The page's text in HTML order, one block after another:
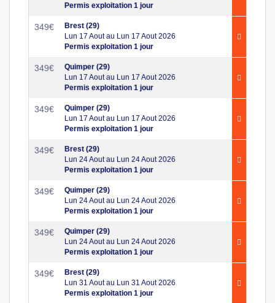
Permis exploitation 1 jour
349€
Brest (29)
Lun 17 Aout au Lun 17 Aout 2026
Permis exploitation 1 jour
349€
Quimper (29)
Lun 17 Aout au Lun 17 Aout 2026
Permis exploitation 1 jour
349€
Quimper (29)
Lun 17 Aout au Lun 17 Aout 2026
Permis exploitation 1 jour
349€
Brest (29)
Lun 24 Aout au Lun 24 Aout 2026
Permis exploitation 1 jour
349€
Quimper (29)
Lun 24 Aout au Lun 24 Aout 2026
Permis exploitation 1 jour
349€
Quimper (29)
Lun 24 Aout au Lun 24 Aout 2026
Permis exploitation 1 jour
349€
Brest (29)
Lun 31 Aout au Lun 31 Aout 2026
Permis exploitation 1 jour